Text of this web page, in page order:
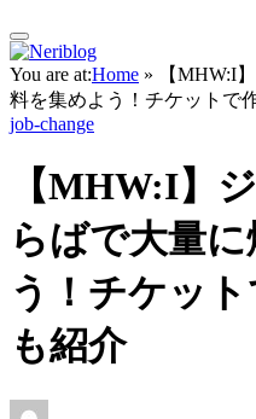
You are at:Home »
【MHW:I
料を集めよう！チケットで
job‐change
【MHW:I】
らばで大量
う！チケッ
も紹介